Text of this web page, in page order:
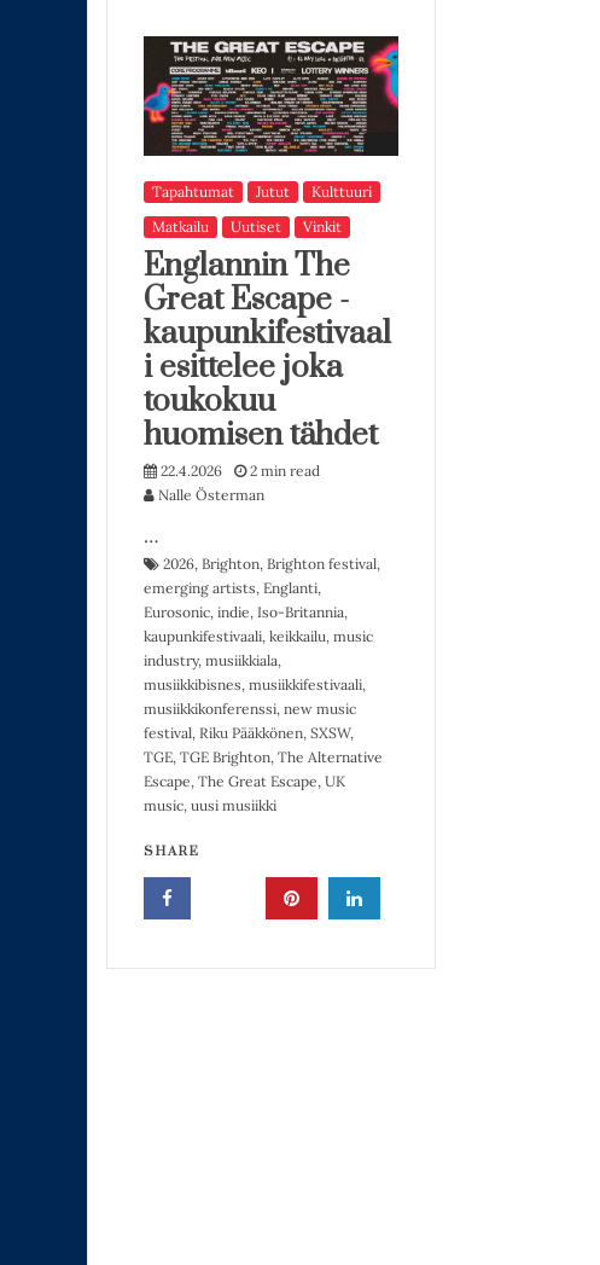
Tapahtumat Jutut
Kulttuuri
Matkailu
Uutiset Vinkit
Englannin The
Great Escape -
kaupunkifestivaal
i esittelee joka
toukokuu
huomisen tähdet
22.4.2026
2 min read
Nalle Österman
…
2026, Brighton, Brighton festival,
emerging artists, Englanti,
Eurosonic, indie, Iso-Britannia,
kaupunkifestivaali, keikkailu, music
industry, musiikkiala,
musiikkibisnes, musiikkifestivaali,
musiikkikonferenssi, new music
festival, Riku Pääkkönen, SXSW,
TGE, TGE Brighton, The Alternative
Escape, The Great Escape, UK
music, uusi musiikki
SHARE